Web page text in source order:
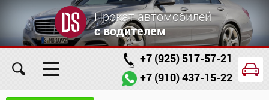
Прокат автомобилей
с водителем
+7 (925) 517-57-21
+7 (910) 437-15-22